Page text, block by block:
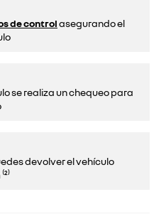
de controlasegurando el
se realiza un chequeo para
devolver el vehículo